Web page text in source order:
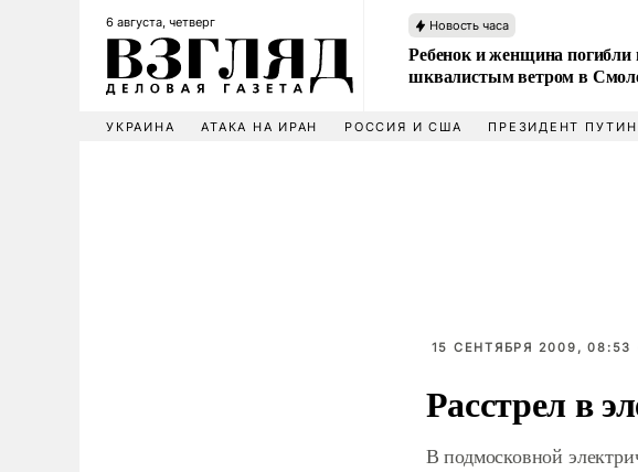
6 августа, четверг Новость часа
Ребенок и женщина погибли
шквалистым ветром в
УКРАИНА АТАКА НА ИРАН РОССИЯ И США ПРЕЗИДЕНТ ПУТИН
15 СЕНТЯБРЯ 2009, 08:53
Расстрел в
В подмосковной